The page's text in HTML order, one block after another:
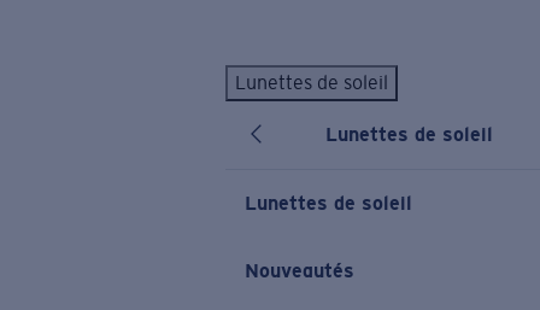
Lunettes de soleil
Lunettes de soleil
Lunettes de soleil
Nouveautés
LES PLUS RECHERCHÉS
Lunettes de soleil personnalisées Nouveau